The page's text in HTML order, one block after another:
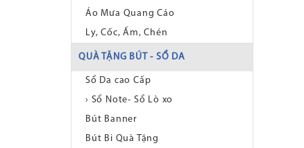
Áo Mưa Quang Cáo
Ly, Cốc, Ấm, Chén
QUÀ TẶNG BÚT - SỔ DA
Sổ Da cao Cấp
› Sổ Note- Sổ Lò xo
Bút Banner
Bút Bi Quà Tặng